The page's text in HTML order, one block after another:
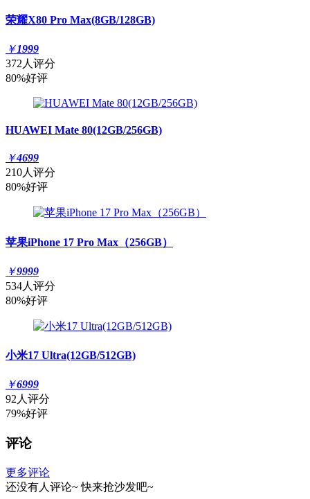
荣耀X80 Pro Max(8GB/128GB)
￥1999
372人评分
80%好评
HUAWEI Mate 80(12GB/256GB)
￥4699
210人评分
80%好评
苹果iPhone 17 Pro Max（256GB）
￥9999
534人评分
80%好评
小米17 Ultra(12GB/512GB)
￥6999
92人评分
79%好评
评论
更多评论
还没有人评论~ 快来抢沙发吧~